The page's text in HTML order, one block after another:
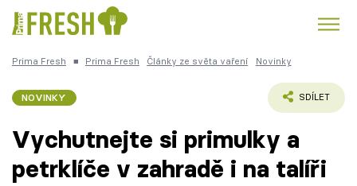
Česká kuchyně
Prima Fresh ■ Prima Fresh Články ze světa vaření Novinky
NOVINKY SDÍLET
Vychutnejte si primulky a
petrklíče v zahradě i na talíři